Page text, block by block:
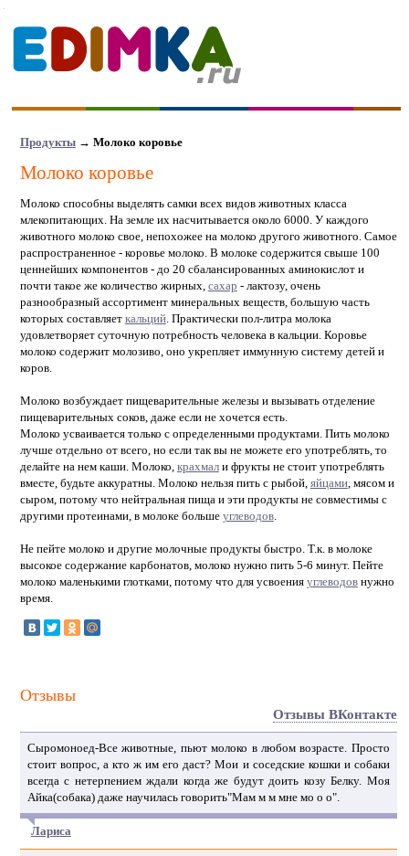
Продукты→ Молоко коровье
Молоко коровье
Молоко способны выделять самки всех видов животных класса
млекопитающих. На земле их насчитывается около 6000. У каждого
животного молоко свое, непохожее на молоко другого животного. Самое
распространенное - коровье молоко. В молоке содержится свыше 100
ценнейших компонентов - до 20 сбалансированных аминокислот и
почти такое же количество жирных, сахар - лактозу, очень
разнообразный ассортимент минеральных веществ, большую часть
которых составляет кальций. Практически пол-литра молока
удовлетворяет суточную потребность человека в кальции. Коровье
молоко содержит молозиво, оно укрепляет иммунную систему детей и
коров.
Молоко возбуждает пищеварительные железы и вызывать отделение
пищеварительных соков, даже если не хочется есть.
Молоко усваивается только с определенными продуктами. Пить молоко
лучше отдельно от всего, но если так вы не можете его употреблять, то
делайте на нем каши. Молоко, крахмали фрукты не стоит употреблять
вместе, будьте аккуратны. Молоко нельзя пить с рыбой, яйцами, мясом и
сыром, потому что нейтральная пища и эти продукты не совместимы с
другими протеинами, в молоке больше углеводов.
Не пейте молоко и другие молочные продукты быстро. Т.к. в молоке
высокое содержание карбонатов, молоко нужно пить 5-6 минут. Пейте
молоко маленькими глотками, потому что для усвоения углеводовнужно
время.
Отзывы
Отзывы ВКонтакте
Сыромоноед-Все животные, пьют молоко в любом возрасте. Просто
стоит вопрос, а кто ж им его даст? Мои и соседские кошки и собаки
всегда с нетерпением ждали когда же будут доить козу Белку. Моя
Айка(собака) даже научилась говорить"Мам м м мне мо о о".
Лариса